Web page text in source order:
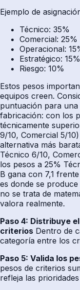
Ejemplo de
Técnico: 35%
Comercial: 25%
Operacional:
Estratégico: 15%
Riesgo: 10%
Estos pesos
equipos creen.
puntuación para
fabricación: con los
técnicamente
9/10, Comercial 5/
alternativa más
Técnico 6/10,
los pesos a 25%
B gana con 7,1
es donde se
no se trata de
valora realmente.
Paso 4: Distribuye
criterios Dentro de
categoría entre los
Paso 5: Valida los
pesos de criterios
refleja las